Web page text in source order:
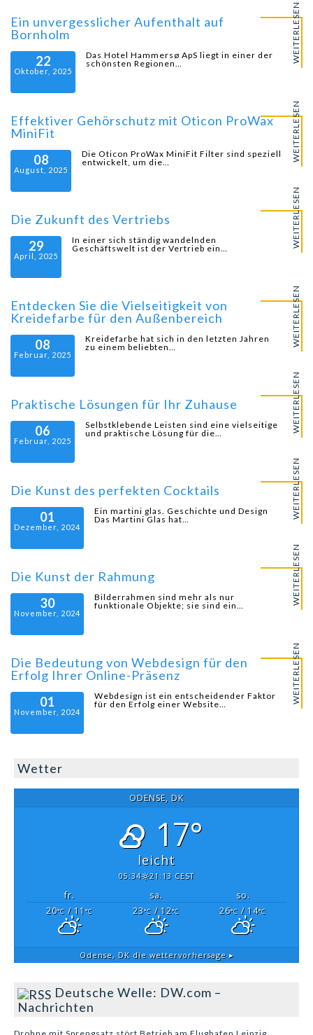
Ein unvergesslicher Aufenthalt auf
Bornholm
22
Oktober, 2025
Das Hotel Hammersø ApS liegt in einer der
schönsten Regionen…
WEITERLESEN
Effektiver Gehörschutz mit Oticon ProWax
MiniFit
08
August, 2025
Die Oticon ProWax MiniFit Filter sind speziell
entwickelt, um die…
WEITERLESEN
Die Zukunft des Vertriebs
29
April, 2025
In einer sich ständig wandelnden
Geschäftswelt ist der Vertrieb ein…
WEITERLESEN
Entdecken Sie die Vielseitigkeit von
Kreidefarbe für den Außenbereich
08
Februar, 2025
Kreidefarbe hat sich in den letzten Jahren
zu einem beliebten…
WEITERLESEN
Praktische Lösungen für Ihr Zuhause
06
Februar, 2025
Selbstklebende Leisten sind eine vielseitige
und praktische Lösung für die…
WEITERLESEN
Die Kunst des perfekten Cocktails
01
Dezember, 2024
Ein martini glas. Geschichte und Design
Das Martini Glas hat…
WEITERLESEN
Die Kunst der Rahmung
30
November, 2024
Bilderrahmen sind mehr als nur
funktionale Objekte; sie sind ein…
WEITERLESEN
Die Bedeutung von Webdesign für den
Erfolg Ihrer Online-Präsenz
01
November, 2024
Webdesign ist ein entscheidender Faktor
für den Erfolg einer Website…
WEITERLESEN
Wetter
ODENSE, DK
17°
leicht
05:34 21:13 CEST
fr. sa.
so.
20°C / 11°C 23°C / 12°C 26°C / 14°C
Odense, DKdie wettervorhersage ▸
Deutsche Welle: DW.com –
Nachrichten